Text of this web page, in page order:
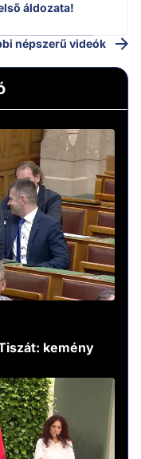
áldozata!
népszerű videók
kemény